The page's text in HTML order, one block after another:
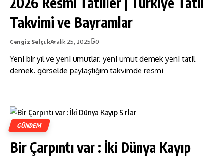
Takvimi ve Bayramlar
Cengiz SelçukAralık 25, 2025 0
Yeni bir yıl ve yeni umutlar. yeni umut demek yeni tatil
demek. görselde paylaştığım takvimde resmi
GÜNDEM
Bir Çarpıntı var : İki Dünya Kayıp